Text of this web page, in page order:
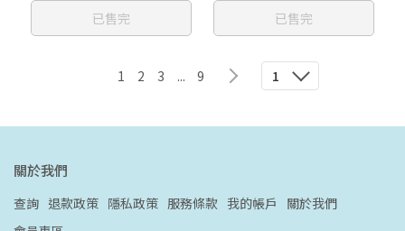
已售完 已售完
1 2 3 ... 9 1
關於我們
查詢 退款政策 隱私政策 服務條款 我的帳戶
關於我們